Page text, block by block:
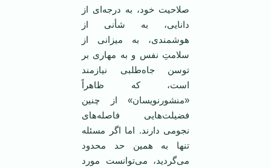
صلاحیت خود، به درجه‌ای از
دانایی، به شأنی از
هوشمندی، به میزانی از
سلامتِ نفس و به مهاری بر
توسن جاه‌طلبی نیازمند
ا‌ست، که ظاهراً
«منشورنویسان» از چنین
فضیلت‌هایی فاصله‌های
نجومی دارند. اما اگر مسئله
تنها به همین حد محدود
می‌گردید، می‌توانست مورد